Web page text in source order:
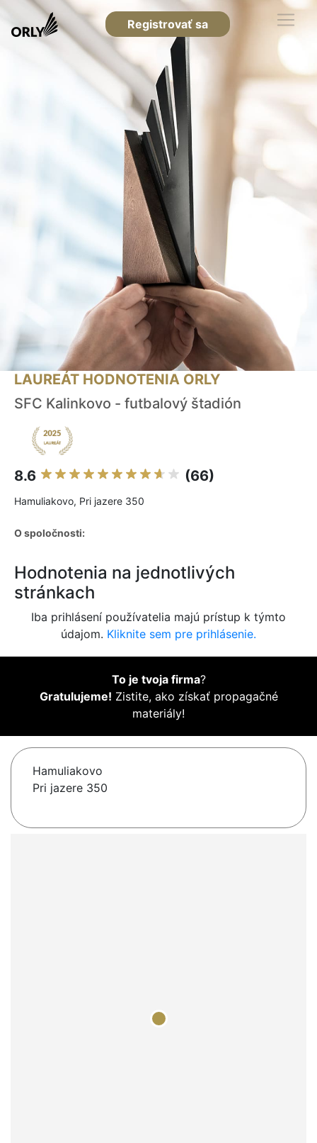
Registrovať sa
LAUREÁT HODNOTENIA ORLY
SFC Kalinkovo - futbalový štadión
8.6 (66)
Hamuliakovo, Pri jazere 350
O spoločnosti:
Hodnotenia na jednotlivých
stránkach
Iba prihlásení používatelia majú prístup k týmto
údajom. Kliknite sem pre prihlásenie.
To je tvoja firma?
Gratulujeme! Zistite, ako získať propagačné
materiály!
Hamuliakovo
Pri jazere 350